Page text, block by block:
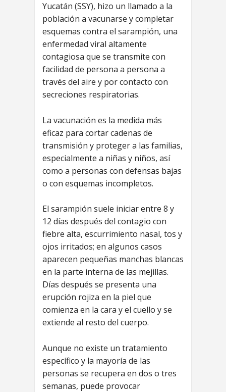
Yucatán (SSY), hizo un llamado a la
población a vacunarse y completar
esquemas contra el sarampión, una
enfermedad viral altamente
contagiosa que se transmite con
facilidad de persona a persona a
través del aire y por contacto con
secreciones respiratorias.
La vacunación es la medida más
eficaz para cortar cadenas de
transmisión y proteger a las familias,
especialmente a niñas y niños, así
como a personas con defensas bajas
o con esquemas incompletos.
El sarampión suele iniciar entre 8 y
12 días después del contagio con
fiebre alta, escurrimiento nasal, tos y
ojos irritados; en algunos casos
aparecen pequeñas manchas blancas
en la parte interna de las mejillas.
Días después se presenta una
erupción rojiza en la piel que
comienza en la cara y el cuello y se
extiende al resto del cuerpo.
Aunque no existe un tratamiento
específico y la mayoría de las
personas se recupera en dos o tres
semanas, puede provocar